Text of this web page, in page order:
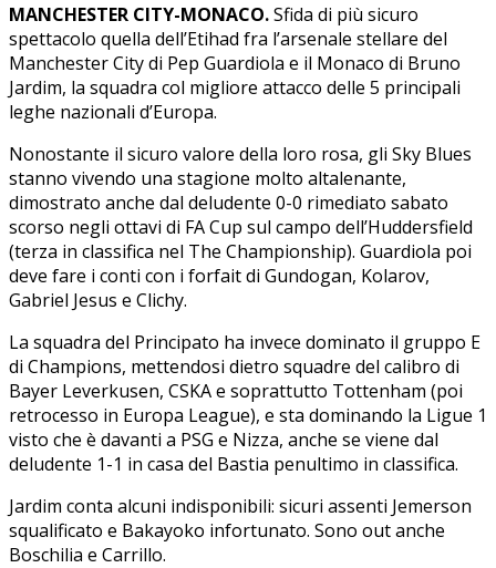
MANCHESTER CITY-MONACO.Sfida di più sicuro
spettacolo quella dell’Etihad fra l’arsenale stellare del
Manchester City di Pep Guardiola e il Monaco di Bruno
Jardim, la squadra col migliore attacco delle 5 principali
leghe nazionali d’Europa.
Nonostante il sicuro valore della loro rosa, gli Sky Blues
stanno vivendo una stagione molto altalenante,
dimostrato anche dal deludente 0-0 rimediato sabato
scorso negli ottavi di FA Cup sul campo dell’Huddersfield
(terza in classifica nel The Championship). Guardiola poi
deve fare i conti con i forfait di Gundogan, Kolarov,
Gabriel Jesus e Clichy.
La squadra del Principato ha invece dominato il gruppo E
di Champions, mettendosi dietro squadre del calibro di
Bayer Leverkusen, CSKA e soprattutto Tottenham (poi
retrocesso in Europa League), e sta dominando la Ligue 1
visto che è davanti a PSG e Nizza, anche se viene dal
deludente 1-1 in casa del Bastia penultimo in classifica.
Jardim conta alcuni indisponibili: sicuri assenti Jemerson
squalificato e Bakayoko infortunato. Sono out anche
Boschilia e Carrillo.